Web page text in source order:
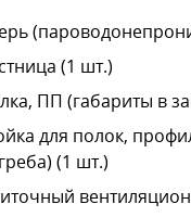
(1 шт.)
ПП (габариты в
для полок,
(1 шт.)